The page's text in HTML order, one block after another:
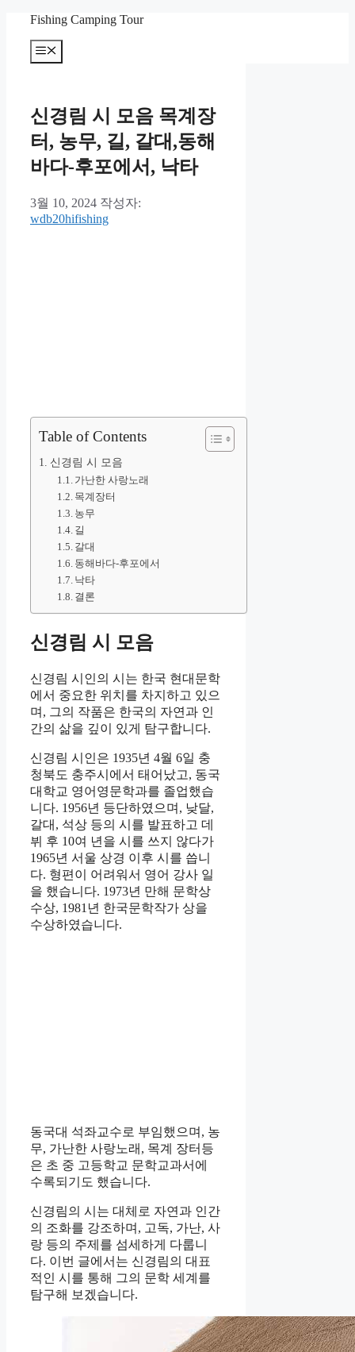
Fishing Camping Tour
메
뉴
신경림 시 모음 목계장
터, 농무, 길, 갈대,동해
바다-후포에서, 낙타
3월 10, 2024 작성자:
wdb20hifishing
Table of Contents
신경림 시 모음
가난한 사랑노래
목계장터
농무
길
갈대
동해바다-후포에서
낙타
결론
신경림 시 모음
신경림 시인의 시는 한국 현대문학
에서 중요한 위치를 차지하고 있으
며, 그의 작품은 한국의 자연과 인
간의 삶을 깊이 있게 탐구합니다.
신경림 시인은 1935년 4월 6일 충
청북도 충주시에서 태어났고, 동국
대학교 영어영문학과를 졸업했습
니다. 1956년 등단하였으며, 낮달,
갈대, 석상 등의 시를 발표하고 데
뷔 후 10여 년을 시를 쓰지 않다가
1965년 서울 상경 이후 시를 씁니
다. 형편이 어려워서 영어 강사 일
을 했습니다. 1973년 만해 문학상
수상, 1981년 한국문학작가 상을
수상하였습니다.
동국대 석좌교수로 부임했으며, 농
무, 가난한 사랑노래, 목계 장터등
은 초 중 고등학교 문학교과서에
수록되기도 했습니다.
신경림의 시는 대체로 자연과 인간
의 조화를 강조하며, 고독, 가난, 사
랑 등의 주제를 섬세하게 다룹니
다. 이번 글에서는 신경림의 대표
적인 시를 통해 그의 문학 세계를
탐구해 보겠습니다.